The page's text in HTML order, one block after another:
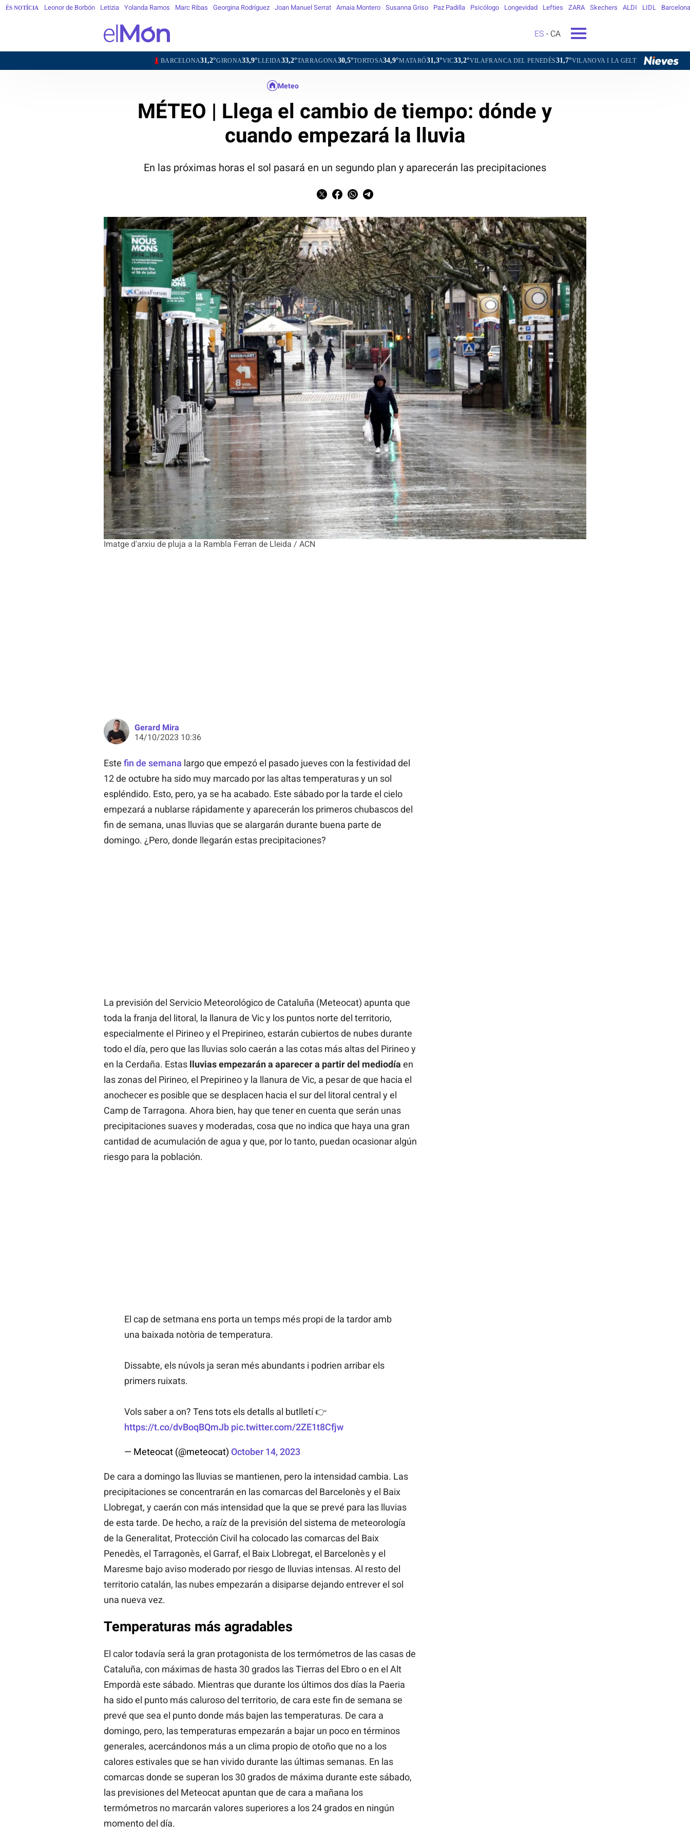
ÉS NOTÍCIA Leonor de Borbón Letizia Yolanda Ramos Marc Ribas Georgina Rodríguez Joan Manuel Serrat Amaia Montero Susanna Griso Paz Padilla Psicólogo Longevidad Lefties ZARA Skechers ALDI LIDL Barcelona
ES CA
31,2°GIRONA33,9°LLEIDA33,2°TARRAGONA30,5°TORTOSA34,9°MATARÓ31,3°VIC33,2°VILAFRANCA DEL PENEDÈS31,7° VILANOVA I LA GELTRÚ31,2°LA SEU D'URGELL29,9°
Imatge d'arxiu de pluja a la Rambla Ferran de Lleida / ACN
Meteo
MÉTEO | Llega el cambio de tiempo: dónde y
cuando empezará la lluvia
En las próximas horas el sol pasará en un segundo plan y aparecerán las precipitaciones
Gerard Mira
14/10/2023 10:36
Este fin de semana largo que empezó el pasado jueves con la festividad del
12 de octubre ha sido muy marcado por las altas temperaturas y un sol
espléndido. Esto, pero, ya se ha acabado. Este sábado por la tarde el cielo
empezará a nublarse rápidamente y aparecerán los primeros chubascos del
fin de semana, unas lluvias que se alargarán durante buena parte de
domingo. ¿Pero, donde llegarán estas precipitaciones?
La previsión del Servicio Meteorológico de Cataluña (Meteocat) apunta que
toda la franja del litoral, la llanura de Vic y los puntos norte del territorio,
especialmente el Pirineo y el Prepirineo, estarán cubiertos de nubes durante
todo el día, pero que las lluvias solo caerán a las cotas más altas del Pirineo y
en la Cerdaña. Estaslluvias empezarán a aparecer a partir del mediodía en
las zonas del Pirineo, el Prepirineo y la llanura de Vic, a pesar de que hacia el
anochecer es posible que se desplacen hacia el sur del litoral central y el
Camp de Tarragona. Ahora bien, hay que tener en cuenta que serán unas
precipitaciones suaves y moderadas, cosa que no indica que haya una gran
cantidad de acumulación de agua y que, por lo tanto, puedan ocasionar algún
riesgo para la población.
El cap de setmana ens porta un temps més propi de la tardor amb
una baixada notòria de temperatura.
Dissabte, els núvols ja seran més abundants i podrien arribar els
primers ruixats.
Vols saber a on? Tens tots els detalls al butlletí 👉
https://t.co/dvBoqBQmJb pic.twitter.com/2ZE1t8Cfjw
— Meteocat (@meteocat) October 14, 2023
De cara a domingo las lluvias se mantienen, pero la intensidad cambia. Las
precipitaciones se concentrarán en las comarcas del Barcelonès y el Baix
Llobregat, y caerán con más intensidad que la que se prevé para las lluvias
de esta tarde. De hecho, a raíz de la previsión del sistema de meteorología
de la Generalitat, Protección Civil ha colocado las comarcas del Baix
Penedès, el Tarragonès, el Garraf, el Baix Llobregat, el Barcelonès y el
Maresme bajo aviso moderado por riesgo de lluvias intensas. Al resto del
territorio catalán, las nubes empezarán a disiparse dejando entrever el sol
una nueva vez.
Temperaturas más agradables
El calor todavía será la gran protagonista de los termómetros de las casas de
Cataluña, con máximas de hasta 30 grados las Tierras del Ebro o en el Alt
Empordà este sábado. Mientras que durante los últimos dos días la Paeria
ha sido el punto más caluroso del territorio, de cara este fin de semana se
prevé que sea el punto donde más bajen las temperaturas. De cara a
domingo, pero, las temperaturas empezarán a bajar un poco en términos
generales, acercándonos más a un clima propio de otoño que no a los
calores estivales que se han vivido durante las últimas semanas. En las
comarcas donde se superan los 30 grados de máxima durante este sábado,
las previsiones del Meteocat apuntan que de cara a mañana los
termómetros no marcarán valores superiores a los 24 grados en ningún
momento del día.